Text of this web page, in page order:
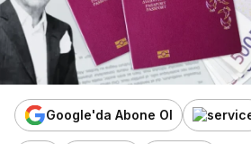
Google'da Abone Ol